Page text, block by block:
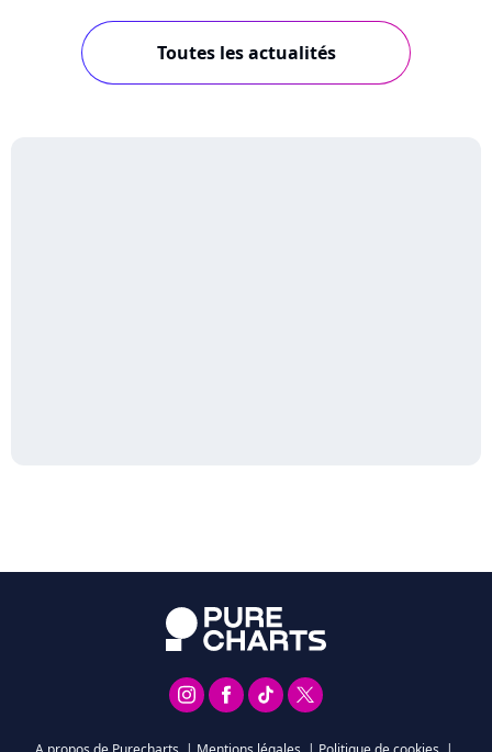
Toutes les actualités